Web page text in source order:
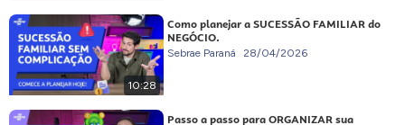
10:28
Como planejar a SUCESSÃO FAMILIAR do
NEGÓCIO.
Sebrae Paraná 28/04/2026
Passo a passo para ORGANIZAR sua